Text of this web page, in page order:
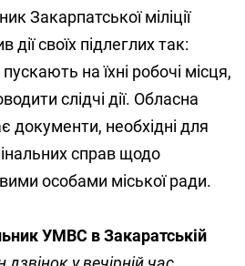
Закарпатської міліції
дії своїх підлеглих так:
на їхні робочі місця,
слідчі дії. Обласна
документи, необхідні для
справ щодо
особами міської ради.
УМВС в Закаратській